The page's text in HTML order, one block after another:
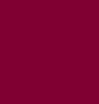
Fenster